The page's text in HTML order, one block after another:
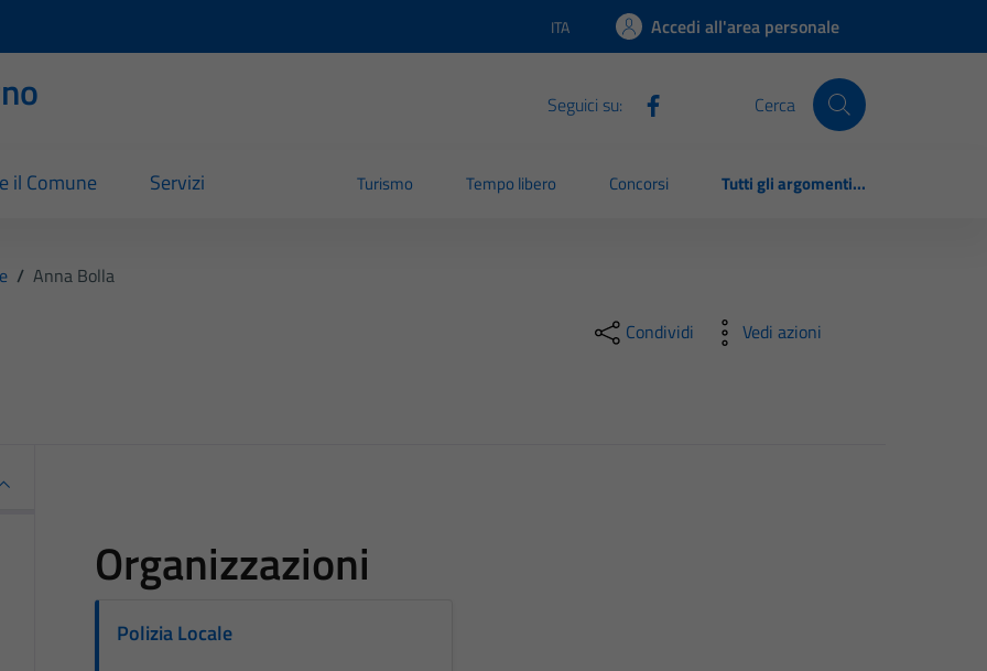
Lingua attiva:
ITA Accedi all'area personale
Seguici su: Cerca
il Comune Servizi Turismo Tempo libero Concorsi Tutti gli argomenti...
/ Anna Bolla
Condividi Vedi azioni
Organizzazioni
Polizia Locale